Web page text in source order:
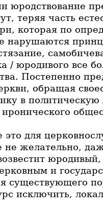
юродствование
теряя часть
которая по
нарушаются
/ юродивого все
Постепенно
обращая
в политическую
это для
не желательно,
и
существующего
исключить,